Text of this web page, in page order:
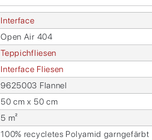
In­ter­face
Open Air 404
Tep­pich­flie­sen
In­ter­face Flie­sen
9625003 Flan­nel
50 cm x 50 cm
5 m²
100% re­cy­cle­tes Po­ly­amid garn­ge­färbt